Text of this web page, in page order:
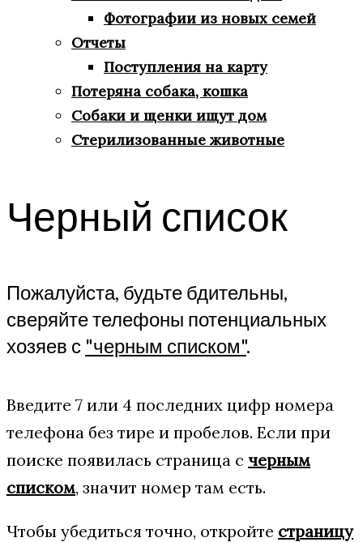
Фотографии из новых семей
Отчеты
Поступления на карту
Потеряна собака, кошка
Собаки и щенки ищут дом
Стерилизованные животные
Черный список
Пожалуйста, будьте бдительны,
сверяйте телефоны потенциальных
хозяев с "черным списком".
Введите 7 или 4 последних цифр номера
телефона без тире и пробелов. Если при
поиске появилась страница с черным
списком, значит номер там есть.
Чтобы убедиться точно, откройте страницу